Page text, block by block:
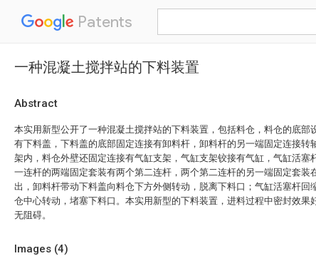
Patents
一种混凝土搅拌站的下料装置
Abstract
本实用新型公开了一种混凝土搅拌站的下料装置，包括料仓，料仓的底部
有下料盖，下料盖的底部固定连接有卸料杆，卸料杆的另一端固定连接转
架内，料仓外壁还固定连接有气缸支架，气缸支架铰接有气缸，气缸活塞
一连杆的两端固定套装有两个第二连杆，两个第二连杆的另一端固定套装
出，卸料杆带动下料盖向料仓下方外侧转动，脱离下料口；气缸活塞杆回
仓中心转动，堵塞下料口。本实用新型的下料装置，进料过程中密封效果
无阻碍。
Images (4)